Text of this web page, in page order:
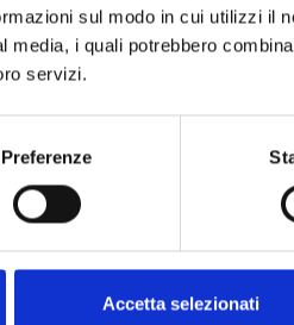
sul modo in cui utilizzi il
media, i quali potrebbero
servizi.
Preferenze
Accetta selezionati
i risultati delle tre classi di
metanalisi. Dobbiamo
e di quello tra
a tre tra le classi di
psicoterapici
tempo rispetto a quanto